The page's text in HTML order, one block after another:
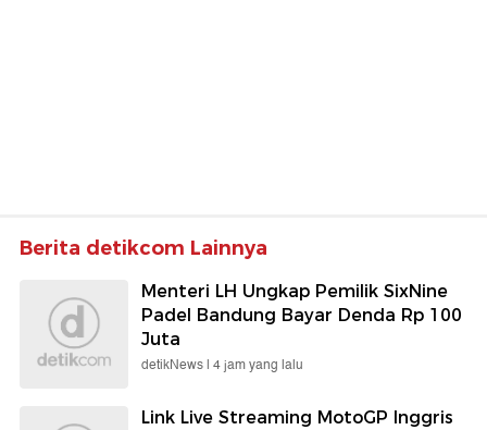
Berita detikcom Lainnya
Menteri LH Ungkap Pemilik SixNine
Padel Bandung Bayar Denda Rp 100
Juta
detikNews | 4 jam yang lalu
Link Live Streaming MotoGP Inggris